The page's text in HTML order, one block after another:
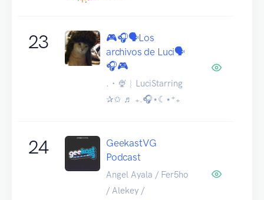
23
🎮🎧🗣️Los
archivos de Luci🗣️
🎧🎮
.・🍨︴LuciStarring
✰✩ ♬ ₊.🎧⋆☾⋆⁺₊
24
GeekastVG
Podcast
Angel Ayala / Fer5ho
/ Alekey /